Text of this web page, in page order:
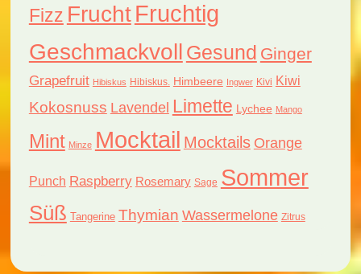
Fizz FruchtFruchtig
Geschmackvoll Gesund Ginger
Grapefruit Hibiskus Hibiskus. Himbeere Ingwer Kivi Kiwi
Kokosnuss Lavendel Limette Lychee Mango
Mint Minze Mocktail Mocktails Orange
Punch Raspberry Rosemary Sage Sommer
Süß Tangerine Thymian Wassermelone Zitrus